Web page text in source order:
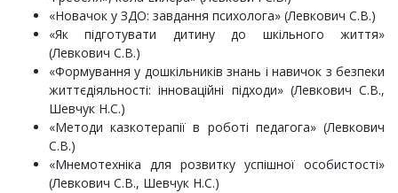
«Новачок у ЗДО: завдання психолога» (Левкович С.В.)
«Як підготувати дитину до шкільного життя»
(Левкович С.В.)
«Формування у дошкільників знань і навичок з безпеки
життєдіяльності: інноваційні підходи» (Левкович С.В.,
Шевчук Н.С.)
«Методи казкотерапії в роботі педагога» (Левкович
С.В.)
«Мнемотехніка для розвитку успішної особистості»
(Левкович С.В., Шевчук Н.С.)